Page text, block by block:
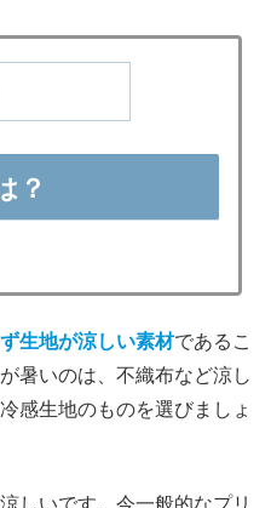
？
生地が涼しい素材であるこ
暑いのは、不織布など涼し
感生地のものを選びましょ